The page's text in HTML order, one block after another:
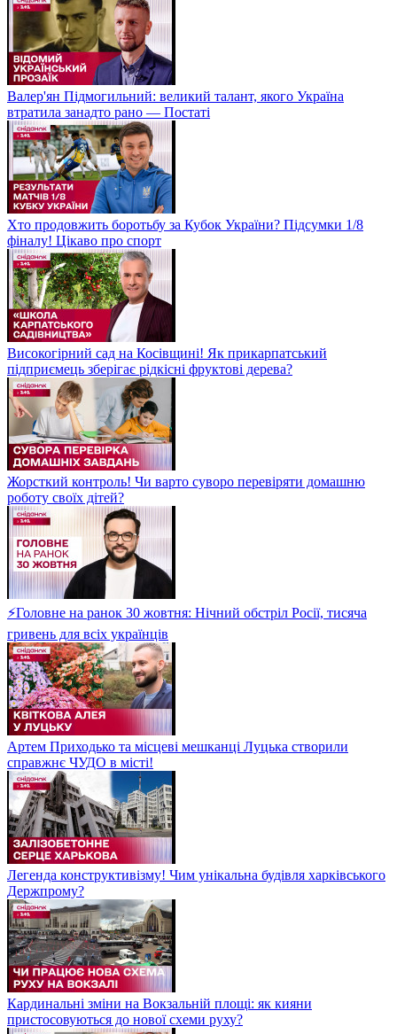
Валер'ян Підмогильний: великий талант, якого Україна
втратила занадто рано — Постаті
Хто продовжить боротьбу за Кубок України? Підсумки 1/8
фіналу! Цікаво про спорт
Високогірний сад на Косівщині! Як прикарпатський
підприємець зберігає рідкісні фруктові дерева?
Жорсткий контроль! Чи варто суворо перевіряти домашню
роботу своїх дітей?
⚡Головне на ранок 30 жовтня: Нічний обстріл Росії, тисяча
гривень для всіх українців
Артем Приходько та місцеві мешканці Луцька створили
справжнє ЧУДО в місті!
Легенда конструктивізму! Чим унікальна будівля харківського
Держпрому?
Кардинальні зміни на Вокзальній площі: як кияни
пристосовуються до нової схеми руху?